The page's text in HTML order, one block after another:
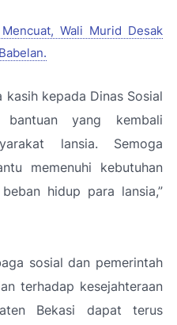
Wali Murid Desak
kepada Dinas Sosial
yang kembali
lansia. Semoga
memenuhi kebutuhan
hidup para lansia,”
sosial dan pemerintah
terhadap kesejahteraan
Bekasi dapat terus